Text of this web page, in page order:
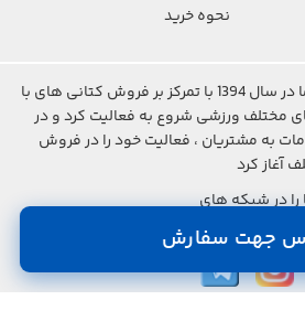
جهت سفارش
نحوه خرید
فروشگاه اینترنتی اسپرت باما در سال 1394 با تمرکز بر فروش کتانی های با
مختلف ورزشی شروع به فعالیت کرد و در
خدمات به مشتریان ، فعالیت خود را در فروش
آغاز کرد
را در شبکه های
دنبال کنید